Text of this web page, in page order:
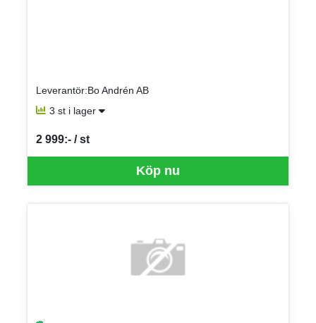
Leverantör:Bo Andrén AB
3 st i lager
Köp nu
2 999:- / st
SEK per ST